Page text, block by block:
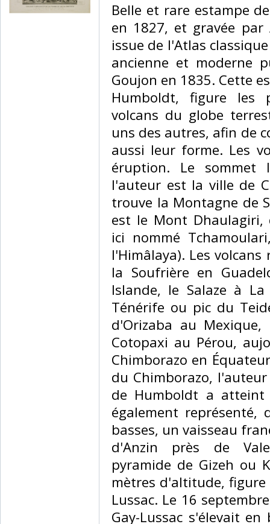
‎Belle et rare estampe
en 1827, et gravée par
issue de l'Atlas
ancienne et moderne
Goujon en 1835. Cette
Humboldt, figure les
volcans du globe
uns des autres, afin de
aussi leur forme. Les
éruption. Le
l'auteur est la ville de
trouve la Montagne de
est le Mont Dhaulagiri,
ici nommé
l'Himâlaya). Les
la Soufrière en
Islande, le Salaze à
Ténérife ou pic du
d'Orizaba au
Cotopaxi au Pérou,
Chimborazo en
du Chimborazo,
de Humboldt a
également représenté,
basses, un vaisseau
d'Anzin près de
pyramide de Gizeh ou
mètres d'altitude, figure
Lussac. Le 16
Gay-Lussac s'élevait